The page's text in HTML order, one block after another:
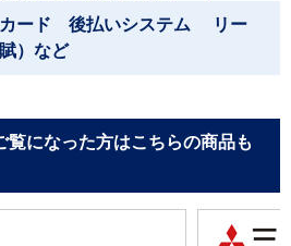
ード 後払いシステム リー
）など
覧になった方はこちらの商品も